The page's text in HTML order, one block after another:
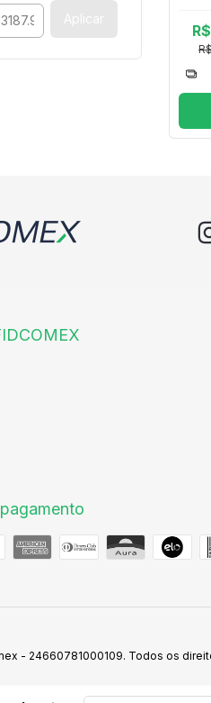
Aplicar
- 24660781000109. Todos os